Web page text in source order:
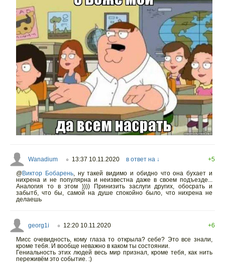
Wanadium ○ 13:37 10.11.2020 в ответ на ↓
+5
@Виктор Бобарень,ну такей видимо и обидно что она бухает и
нихрена и не популярна и неизвестна даже в своем подъезде...
Аналогия то в этом )))) Принизить заслуги других, обосрать и
забытб, что бы, самой на душе спокойно было, что нихрена не
делаешь
georg1i ○ 12:20 10.11.2020
+6
Мисс очевидность, кому глаза то открыла? себе? Это все знали,
кроме тебя. И вообще неважно в каком ты состоянии.
Гениальность этих людей весь мир признал, кроме тебя, как нить
переживём это событие. :)